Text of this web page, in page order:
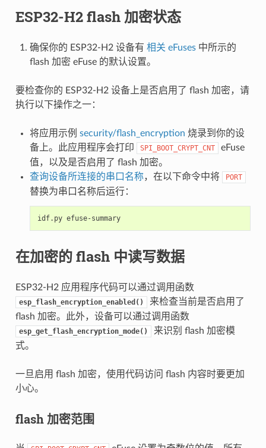
ESP32-H2 flash 加密状态
确保你的 ESP32-H2 设备有 相关 eFuses中所示的
flash 加密 eFuse 的默认设置。
要检查你的 ESP32-H2 设备上是否启用了 flash 加密，请
执行以下操作之一：
将应用示例 security/flash_encryption 烧录到你的设
备上。此应用程序会打印
SPI_BOOT_CRYPT_CNT
eFuse
值，以及是否启用了 flash 加密。
查询设备所连接的串口名称，在以下命令中将 PORT
替换为串口名称后运行：
idf.py efuse-summary
在加密的 flash 中读写数据
ESP32-H2 应用程序代码可以通过调用函数
esp_flash_encryption_enabled()
来检查当前是否启用了
flash 加密。此外，设备可以通过调用函数
esp_get_flash_encryption_mode()
来识别 flash 加密模
式。
一旦启用 flash 加密，使用代码访问 flash 内容时要更加
小心。
flash 加密范围